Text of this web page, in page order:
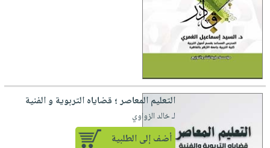
التعليم المعاصر ؛ قضاياه التربوية و الفنية
لـ خالد الزواوي
أضف إلى الطلبية